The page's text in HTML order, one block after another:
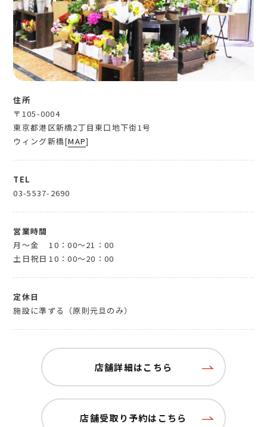
住所
〒105-0004
東京都港区新橋2丁目東口地下街1号
ウィング新橋[MAP]
TEL
03-5537-2690
営業時間
月～金
10：00～21：00
土日祝日 10：00～20：00
定休日
施設に準ずる（原則元旦のみ）
店舗詳細はこちら
店舗受取り予約はこちら